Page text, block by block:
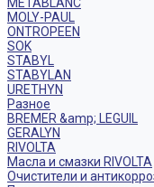
MOLY-PAUL
ONTROPEEN
SOK
STABYL
STABYLAN
URETHYN
Разное
BREMER &amp; LEGUIL
GERALYN
RIVOLTA
Масла и смазки RIVOLTA
Очистители и